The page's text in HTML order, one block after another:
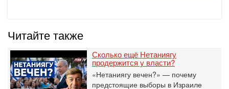
Читайте также
Сколько ещё Нетаниягу
продержится у власти?
«Нетаниягу вечен?» — почему
предстоящие выборы в Израиле